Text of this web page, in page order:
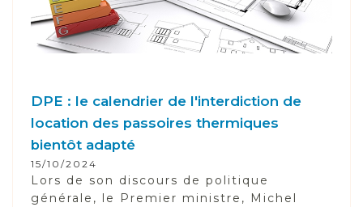
DPE : le calendrier de l'interdiction de
location des passoires thermiques
bientôt adapté
15/10/2024
Lors de son discours de politique
générale, le Premier ministre, Michel